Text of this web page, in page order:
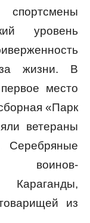
уровень
жизни. В
место
«Парк
ветераны
Серебряные
из